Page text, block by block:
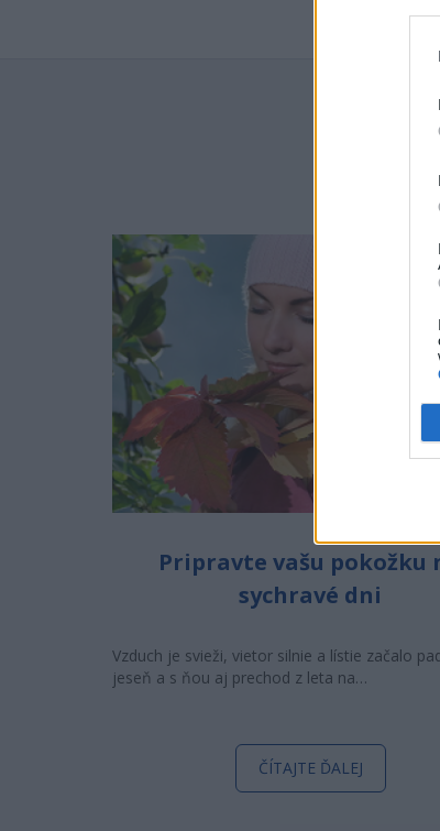
Pripravte vašu pokožku
sychravé dni
Vzduch je svieži, vietor silnie a lístie začalo
jeseň a s ňou aj prechod z leta na…
ČÍTAJTE ĎALEJ